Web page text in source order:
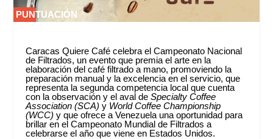
PUNTUACIÓN
PUNTUACIÓN
Caracas Quiere Café celebra el Campeonato Nacional
de Filtrados, un evento que premia el arte en la
elaboración del café filtrado a mano, promoviendo la
preparación manual y la excelencia en el servicio, que
representa la segunda competencia local que cuenta
con la observación y el aval deSpecialty Coffee
Association (SCA) y World Coffee Championship
(WCC) y que ofrece a Venezuela una oportunidad para
brillar en el Campeonato Mundial de Filtrados a
celebrarse el año que viene en Estados Unidos.